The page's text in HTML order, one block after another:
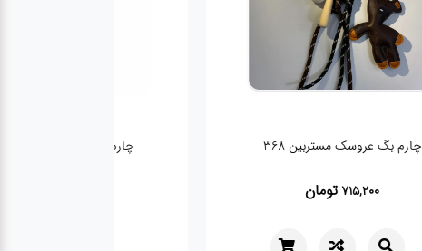
چارم بگ کلاه دار
تومان
چارم بگ عروسک مستربین 368